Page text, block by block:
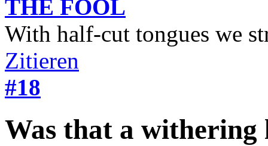
THE FOOL
With half-cut tongues we
Zitieren
#18
Was that a withering